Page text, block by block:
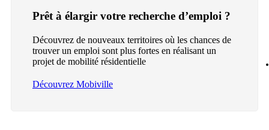
Prêt à élargir votre recherche d’emploi ?
Découvrez de nouveaux territoires où les chances de
trouver un emploi sont plus fortes en réalisant un
projet de mobilité résidentielle
Découvrez Mobiville